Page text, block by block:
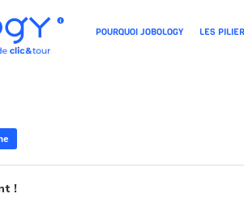
POURQUOI JOBOLOGY LES
!